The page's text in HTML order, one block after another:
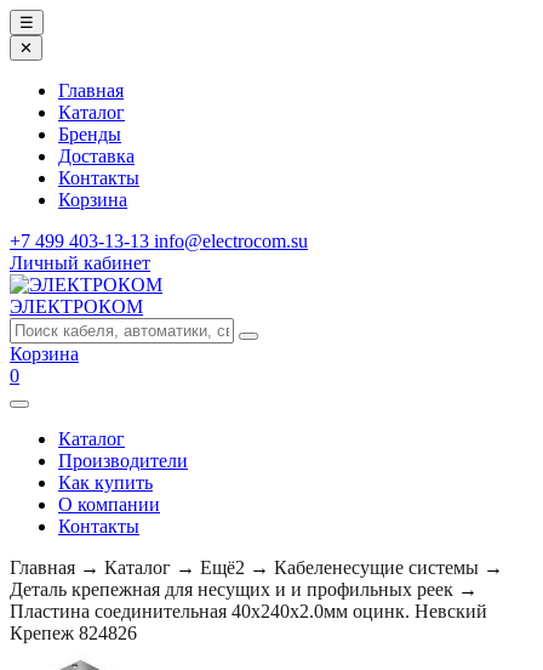
☰
✕
Главная
Каталог
Бренды
Доставка
Контакты
Корзина
+7 499 403-13-13 info@electrocom.su
Личный кабинет
ЭЛЕКТРОКОМ
Корзина
0
Каталог
Производители
Как купить
О компании
Контакты
Главная → Каталог → Ещё2 → Кабеленесущие системы →
Деталь крепежная для несущих и и профильных реек →
Пластина соединительная 40х240х2.0мм оцинк. Невский
Крепеж 824826